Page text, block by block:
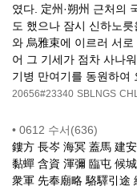
였다. 定州·朔州 근처의
도 했으나 잠시 신하노
와 烏雅束에 이르러 서
어 그 기세가 점차 사나
기병 만여기를 동원하여
20656#23340 SBLNGS
• 0612 수서(636)
鏤方 長岑 海冥 蓋馬 建
黏蟬 含資 渾彌 臨屯 候
衆軍 先奉廟略 駱驛引途